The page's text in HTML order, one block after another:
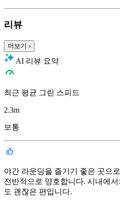
리뷰
더보기 ›
AI 리뷰 요약
최근 평균 그린 스피드
2.3m
보통
야간 라운딩을 즐기기 좋은 곳으
전반적으로 양호합니다. 시내에
도 괜찮은 편입니다.